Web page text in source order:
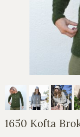
1650 Kofta